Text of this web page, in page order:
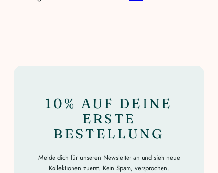
10% AUF DEINE
ERSTE
BESTELLUNG
Melde dich für unseren Newsletter an und sieh neue
Kollektionen zuerst. Kein Spam, versprochen.